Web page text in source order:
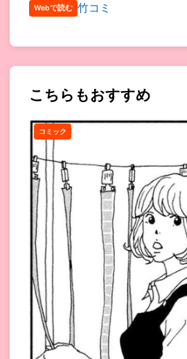
Webで読む 竹コミ
こちらもおすすめ
コミック